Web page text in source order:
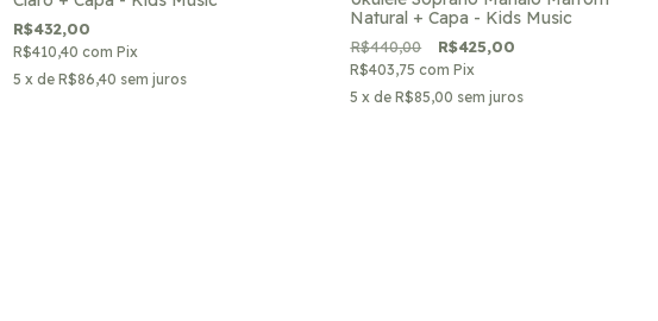
R$432,00
R$410,40 com Pix
5 x de R$86,40 sem juros
Natural + Capa - Kids Music
R$440,00 R$425,00
R$403,75com Pix
5 x deR$85,00 sem juros